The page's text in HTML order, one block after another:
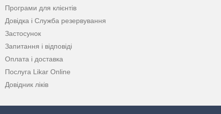
Програми для клієнтів
Довідка і Служба резервування
Застосунок
Запитання і відповіді
Оплата і доставка
Послуга Likar Online
Довідник ліків